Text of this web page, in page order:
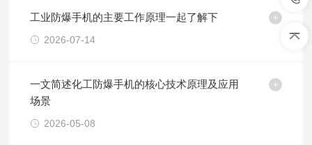
工业防爆手机的主要工作原理一起了解下
2026-07-14
一文简述化工防爆手机的核心技术原理及应用
场景
2026-05-08